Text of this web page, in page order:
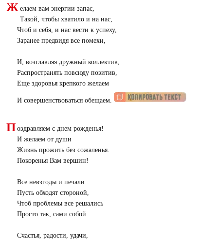
Ж елаем вам энергии запас,
Такой, чтобы хватило и на нас,
Чтоб и себя, и нас вести к успеху,
Заранее предвидя все помехи,
И, возглавляя дружный коллектив,
Распространять повсюду позитив,
Еще здоровья крепкого желаем
И совершенствоваться обещаем.
П оздравляем с днем рожденья!
И желаем от души
Жизнь прожить без сожаленья.
Покоренья Вам вершин!
Все невзгоды и печали
Пусть обходят стороной,
Чтоб проблемы все решались
Просто так, сами собой.
Счастья, радости, удачи,